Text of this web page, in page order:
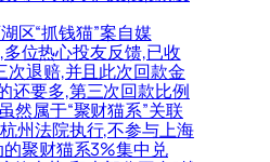
区“抓钱猫”案自媒
位热心投友反馈,已收
次退赔,并且此次回款金
还要多,第三次回款比例
然属于“聚财猫系”关联
州法院执行,不参与上海
聚财猫系3%集中兑